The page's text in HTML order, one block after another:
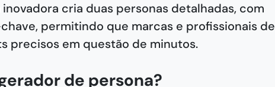
cria duas personas detalhadas, com
permitindo que marcas e profissionais de
precisos em questão de minutos.
de persona?